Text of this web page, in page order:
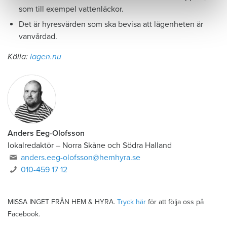
som till exempel vattenläckor.
Det är hyresvärden som ska bevisa att lägenheten är
vanvårdad.
Källa: lagen.nu
Anders Eeg-Olofsson
lokalredaktör – Norra Skåne och Södra Halland
anders.eeg-olofsson@hemhyra.se
010-459 17 12
MISSA INGET FRÅN HEM & HYRA. Tryck här för att följa oss på
Facebook.